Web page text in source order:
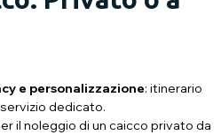
e personalizzazione: itinerario
dedicato.
il noleggio di un caicco privato da